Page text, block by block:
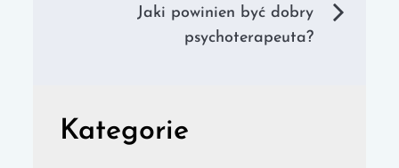
Jaki powinien być dobry
psychoterapeuta?
Kategorie